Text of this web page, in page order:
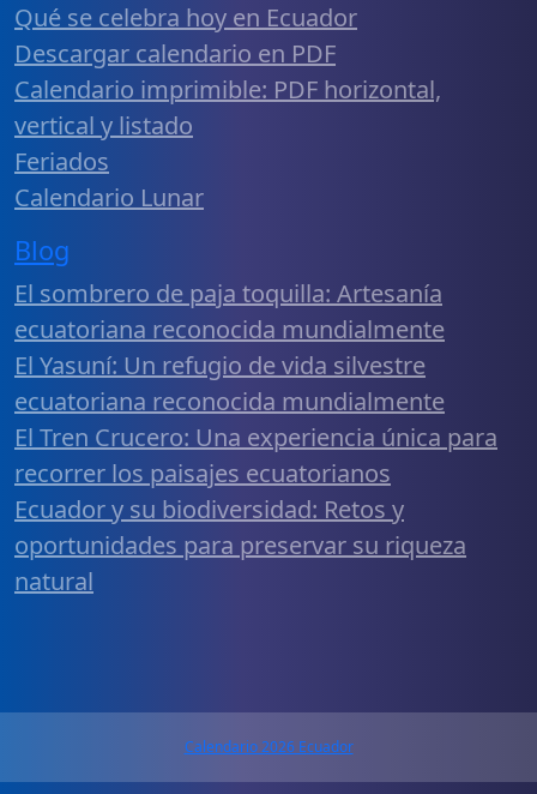
Qué se celebra hoy en Ecuador
Descargar calendario en PDF
Calendario imprimible: PDF horizontal,
vertical y listado
Feriados
Calendario Lunar
Blog
El sombrero de paja toquilla: Artesanía
ecuatoriana reconocida mundialmente
El Yasuní: Un refugio de vida silvestre
ecuatoriana reconocida mundialmente
El Tren Crucero: Una experiencia única para
recorrer los paisajes ecuatorianos
Ecuador y su biodiversidad: Retos y
oportunidades para preservar su riqueza
natural
Calendario 2026 Ecuador